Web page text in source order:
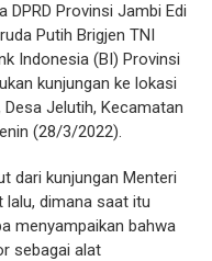
DPRD Provinsi Jambi Edi
Putih Brigjen TNI
Indonesia (BI) Provinsi
kunjungan ke lokasi
Desa Jelutih, Kecamatan
(28/3/2022).
dari kunjungan Menteri
lalu, dimana saat itu
menyampaikan bahwa
sebagai alat